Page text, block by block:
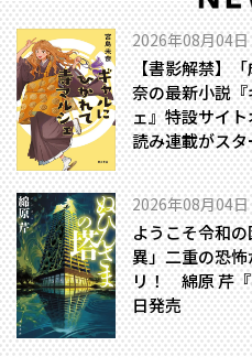
2026年08月04日
【書影解禁】
奈の最新小説
ェ』特設サイ
読み連載がスタ
2026年08月04日
ようこそ令和の
異」二重の恐
リ！ 綿原 芹『
日発売